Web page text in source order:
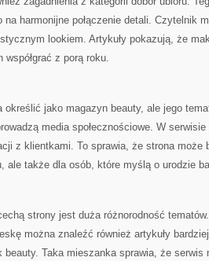
harmonijne połączenie detali. Czytelnik
lookiem. Artykuły pokazują, że
współgrać z porą roku.
określić jako magazyn beauty, ale jego
media społecznościowe. W
z klientkami. To sprawia, że strona może
ale także dla osób, które myślą o urodzie
strony jest duża różnorodność
można znaleźć również artykuły
beauty. Taka mieszanka sprawia, że